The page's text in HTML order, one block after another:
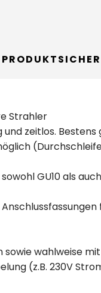
Strahler
zeitlos.
GU10 als
wahlweise
(z.B. 230V